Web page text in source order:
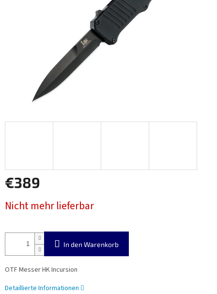
€389
Nicht mehr lieferbar
In den Warenkorb
OTF Messer HK Incursion
Detaillierte Informationen